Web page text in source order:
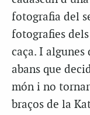
fotografia del
fotografies dels
caça. I algunes
abans que
món i no
braços de la